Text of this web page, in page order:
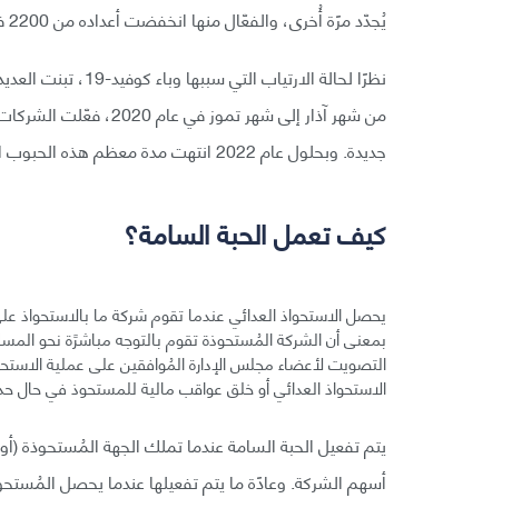
يُجدّد مرًة أُخرى، والفعّال منها انخفضت أعداده من 2200 في عام 2001 إلى 228 في آذار 2020.
نظرًا لحالة
جديدة. وبحلول عام 2022 انتهت مدة معظم هذه الحبوب السامة وعادت الشركات إلى سياستها السابقة قبل الوباء.
كيف تعمل الحبة السامة؟
يحصل الاستحواذ العدائي عندما تقوم شركة ما بالاستحواذ
بمعنى أن الشركة المُستحوذة تقوم بالتوجه مباشرًة نحو
التصويت لأعضاء مجلس الإدارة المُوافقين على عملية
الاستحواذ العدائي أو خلق عواقب مالية للمستحوذ في حال
يتم تفعيل الحبة السامة عندما تملك الجهة
أسهم الشركة. وعادًة ما يتم تفعيلها عندما يحصل المُستحوذ